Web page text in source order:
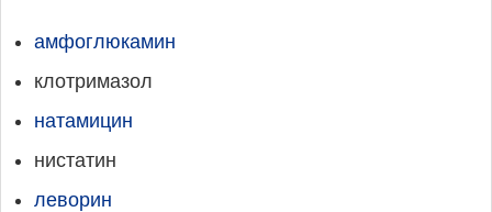
амфоглюкамин
клотримазол
натамицин
нистатин
леворин